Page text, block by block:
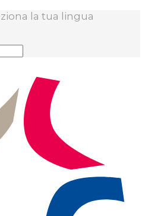
la tua lingua